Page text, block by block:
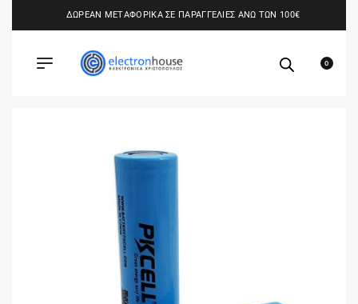
ΔΩΡΕΑΝ ΜΕΤΑΦΟΡΙΚΑ ΣΕ ΠΑΡΑΓΓΕΛΙΕΣ ΑΝΩ ΤΩΝ 100€
0